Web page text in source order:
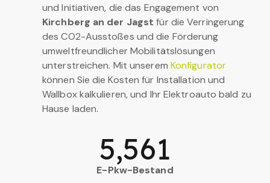
und Initiativen, die das Engagement von
Kirchberg an der Jagst für die Verringerung
des CO2-Ausstoßes und die Förderung
umweltfreundlicher Mobilitätslösungen
unterstreichen. Mit unserem Konfigurator
können Sie die Kosten für Installation und
Wallbox kalkulieren, und Ihr Elektroauto bald zu
Hause laden.
E-Pkw-Bestand
5,561